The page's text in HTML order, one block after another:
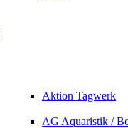
Aktion Tagwerk
AG Aquaristik /